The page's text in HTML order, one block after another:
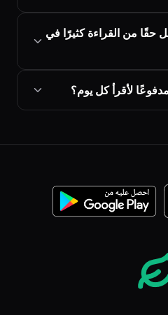
حقًا من القراءة كثيرًا في
لأقرأ كل يوم؟